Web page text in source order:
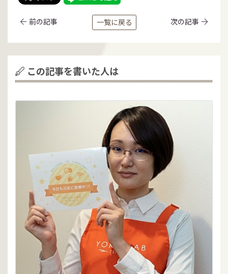
前の記事 一覧に戻る 次の記事
この記事を書いた人は